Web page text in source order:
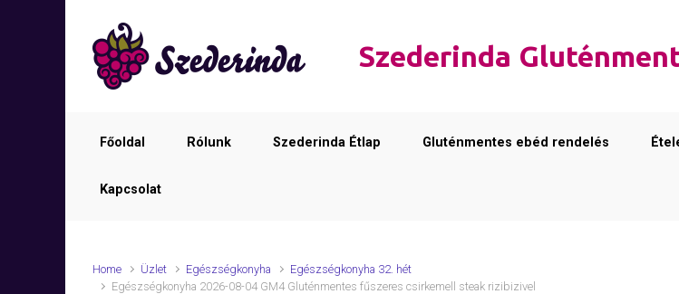
Szederinda
Főoldal Rólunk Szederinda Étlap Gluténmentes ebéd rendelés
Kapcsolat
Home Üzlet Egészségkonyha
Egészségkonyha 32. hét
Egészségkonyha 2026-08-04 GM4 Gluténmentes fűszeres csirkemell steak rizibizivel